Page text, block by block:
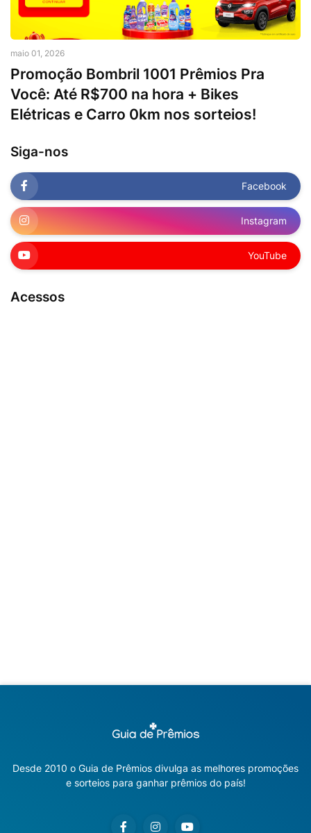
maio 01, 2026
Promoção Bombril 1001 Prêmios Pra
Você: Até R$700 na hora + Bikes
Elétricas e Carro 0km nos sorteios!
Siga-nos
Facebook
Instagram
YouTube
Acessos
Desde 2010 o Guia de Prêmios divulga as melhores promoções
e sorteios para ganhar prêmios do país!